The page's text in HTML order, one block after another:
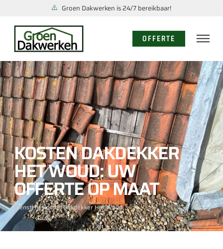
Groen Dakwerken is 24/7 bereikbaar!
OFFERTE
KOSTEN DAKDEKKER
HET WOUD: UW
OFFERTE OP MAAT
Diensten/ Kosten Dakdekker Het Woud